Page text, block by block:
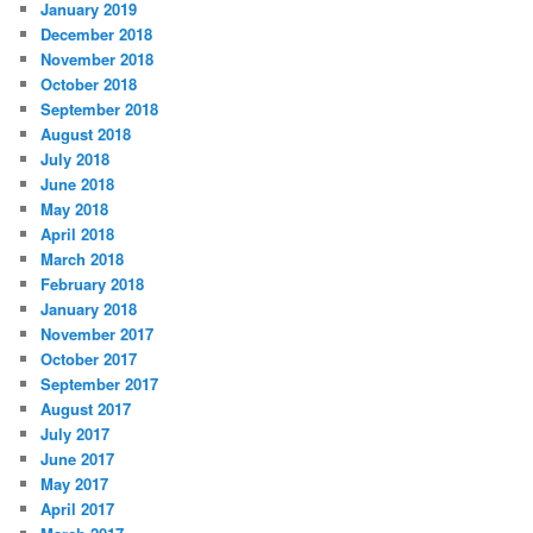
January 2019
December 2018
November 2018
October 2018
September 2018
August 2018
July 2018
June 2018
May 2018
April 2018
March 2018
February 2018
January 2018
November 2017
October 2017
September 2017
August 2017
July 2017
June 2017
May 2017
April 2017